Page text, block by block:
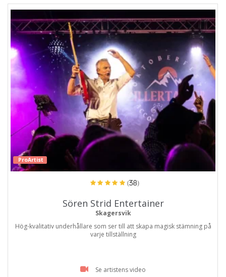
ProArtist
(38)
Sören Strid Entertainer
Skagersvik
Hög-kvalitativ underhållare som ser till att skapa magisk stämning på
varje tillställning
Se artistens video